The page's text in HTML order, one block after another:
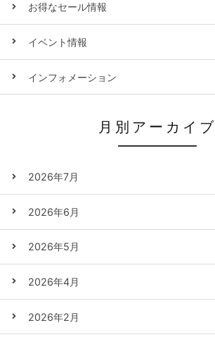
お得なセール情報
イベント情報
インフォメーション
月別アーカイブ
2026年7月
2026年6月
2026年5月
2026年4月
2026年2月